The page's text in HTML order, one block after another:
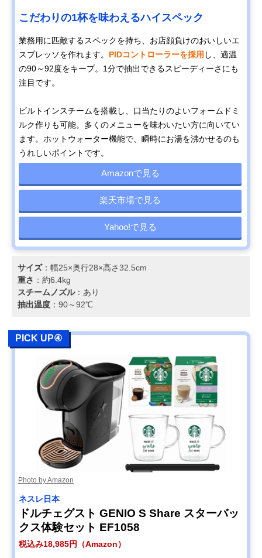
こだわりの1杯を味わえるハイスペック
業務用に匹敵するスペックを持ち、お店顔負けのおいしいエ
スプレッソを作れます。 PIDコントローラーを採用 し、適温
の90～92度をキープ。1分で抽出できるスピーディーさにも
注目です。
ビルトインスチームを搭載し、口当たりのよいフォームドミ
ルク作りも可能。多くのメニューを味わいたい方に向いてい
ます。ホットウォーター機能で、瞬時にお湯を沸かせるのも
うれしいポイントです。
Amazonで見る
楽天市場で見る
Yahoo!で見る
サイズ：幅25×奥行28×高さ32.5cm
重さ ：約6.4kg
スチームノズル：あり
抽出温度 ：90～92℃
PICK UP④
Photo by Amazon
ネスレ日本
ドルチェグスト GENIO S Share スターバッ
クス体験セット EF1058
税込み18,985円（Amazon）